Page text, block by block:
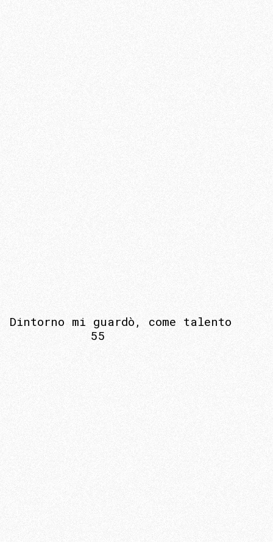
Dintorno mi guardò, come talento
55